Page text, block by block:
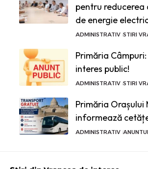
pentru reducerea
de energie
ADMINISTRATIV STIRI
Primăria
interes public!
ADMINISTRATIV STIRI
Primăria Orașului
informează
ADMINISTRATIV